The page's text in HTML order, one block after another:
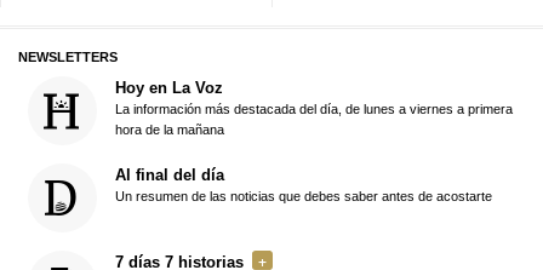
NEWSLETTERS
Hoy en La Voz
La información más destacada del día, de lunes a viernes a primera
hora de la mañana
Al final del día
Un resumen de las noticias que debes saber antes de acostarte
7 días 7 historias